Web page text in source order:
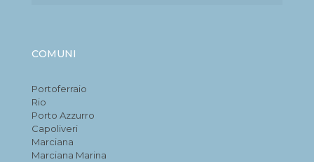
COMUNI
Portoferraio
Rio
Porto Azzurro
Capoliveri
Marciana
Marciana Marina